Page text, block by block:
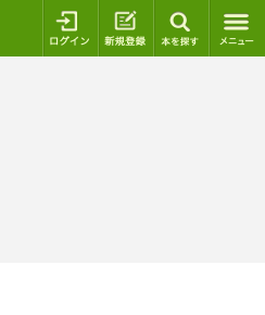
ログイン 新規登録